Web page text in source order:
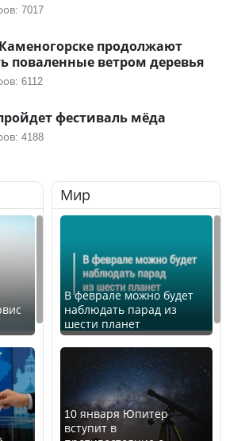
7017
продолжают
поваленные ветром деревья
6112
фестиваль мёда
4188
Мир
В феврале можно будет
наблюдать парад из
шести планет
10 января Юпитер
вступит в